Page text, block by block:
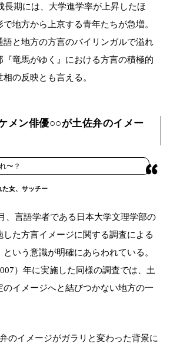
長期には、大学進学率が上昇したほ
地方から上京する青年たちが急増。
語と地方の方言のバイリンガルで溢れ
竜馬がゆく』における方言の積極的
の反映とも言える。
メン俳優○○が土佐弁のイメー
〜？
た女、サッチー
、言語学者である日本大学文理学部の
した方言イメージに関する調査による
いう意識が明確にあらわれている。
）年に実施した同様の調査では、土
イメージへと結びつかない地方の一
のイメージがガラリと変わった背景に